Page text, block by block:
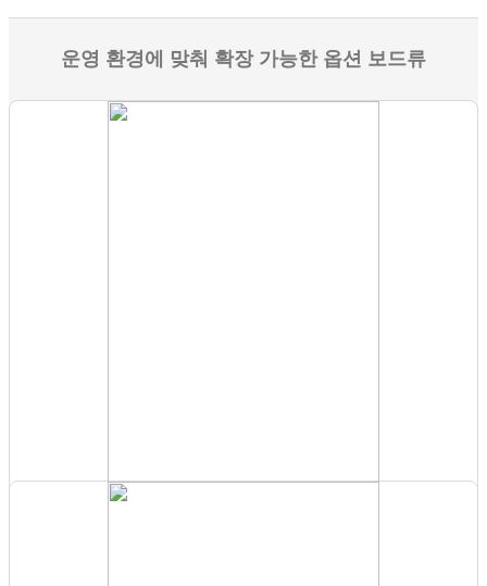
운영 환경에 맞춰 확장 가능한 옵션 보드류